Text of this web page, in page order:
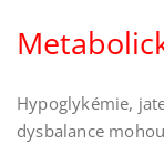
Hypoglykémie,
dysbalance